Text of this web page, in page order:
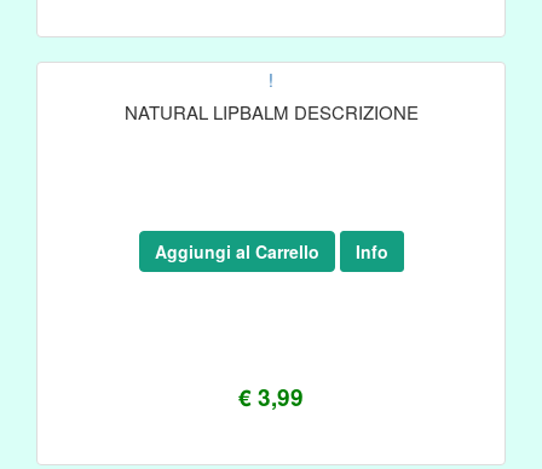
!
NATURAL LIPBALM DESCRIZIONE
€ 3,99
Aggiungi al Carrello Info